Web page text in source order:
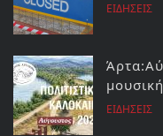
ΕΙΔΗΣΕΙΣ
ΕΙΔΗΣΕΙΣ